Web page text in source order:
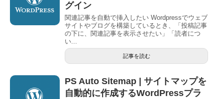
グイン
関連記事を自動で挿入したい Wordpressでウェブ
サイトやブログを構築しているとき、「投稿記事
の下に、関連記事を表示させたい」「読者につ
い...
記事を読む
PS Auto Sitemap | サイトマップを
自動的に作成するWordPressプラ